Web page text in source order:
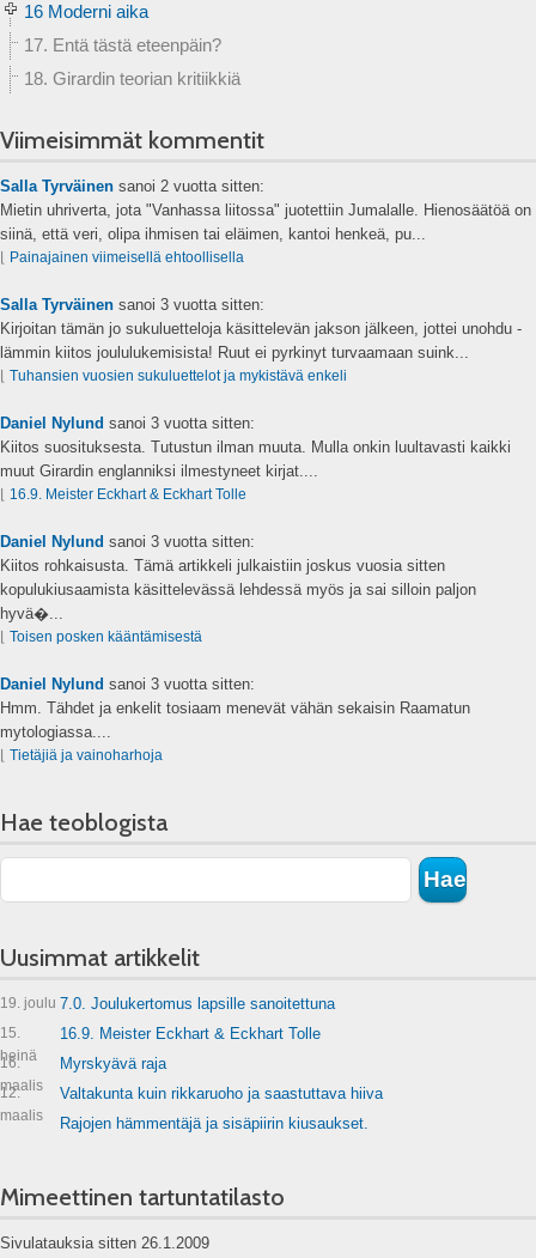
16 Moderni aika
17. Entä tästä eteenpäin?
18. Girardin teorian kritiikkiä
Viimeisimmät kommentit
Salla Tyrväinen sanoi 2 vuotta sitten:
Mietin uhriverta, jota "Vanhassa liitossa" juotettiin Jumalalle. Hienosäätöä on
siinä, että veri, olipa ihmisen tai eläimen, kantoi henkeä, pu...
Painajainen viimeisellä ehtoollisella
Salla Tyrväinen sanoi 3 vuotta sitten:
Kirjoitan tämän jo sukuluetteloja käsittelevän jakson jälkeen, jottei unohdu -
lämmin kiitos joululukemisista! Ruut ei pyrkinyt turvaamaan suink...
Tuhansien vuosien sukuluettelot ja mykistävä enkeli
Daniel Nylund sanoi 3 vuotta sitten:
Kiitos suosituksesta. Tutustun ilman muuta. Mulla onkin luultavasti kaikki
muut Girardin englanniksi ilmestyneet kirjat....
16.9. Meister Eckhart & Eckhart Tolle
Daniel Nylund sanoi 3 vuotta sitten:
Kiitos rohkaisusta. Tämä artikkeli julkaistiin joskus vuosia sitten
kopulukiusaamista käsittelevässä lehdessä myös ja sai silloin paljon
hyvä�...
Toisen posken kääntämisestä
Daniel Nylund sanoi 3 vuotta sitten:
Hmm. Tähdet ja enkelit tosiaam menevät vähän sekaisin Raamatun
mytologiassa....
Tietäjiä ja vainoharhoja
Hae teoblogista
Uusimmat artikkelit
19. joulu 7.0. Joulukertomus lapsille sanoitettuna
15.
heinä
16.9. Meister Eckhart & Eckhart Tolle
16.
maalis
Myrskyävä raja
12.
maalis
Valtakunta kuin rikkaruoho ja saastuttava hiiva
Rajojen hämmentäjä ja sisäpiirin kiusaukset.
Mimeettinen tartuntatilasto
Sivulatauksia sitten 26.1.2009